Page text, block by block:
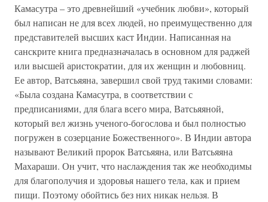
Камасутра – это древнейший «учебник любви», который
был написан не для всех людей, но преимущественно для
представителей высших каст Индии. Написанная на
санскрите книга предназначалась в основном для раджей
или высшей аристократии, для их женщин и любовниц.
Ее автор, Ватсьяяна, завершил свой труд такими словами:
«Была создана Камасутра, в соответствии с
предписаниями, для блага всего мира, Ватсьяяной,
который вел жизнь ученого-богослова и был полностью
погружен в созерцание Божественного». В Индии автора
называют Великий пророк Ватсьяяна, или Ватсьяяна
Махараши. Он учит, что наслаждения так же необходимы
для благополучия и здоровья нашего тела, как и прием
пищи. Поэтому обойтись без них никак нельзя. В